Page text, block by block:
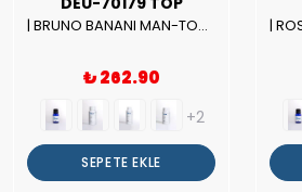
| BRUNO BANANI MAN-TOP Kalite Erkek Parfüm Esansı.|
₺ 262.90
+2
SEPETE EKLE